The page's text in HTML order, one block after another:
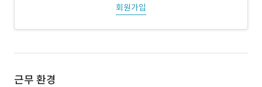
회원가입
근무 환경